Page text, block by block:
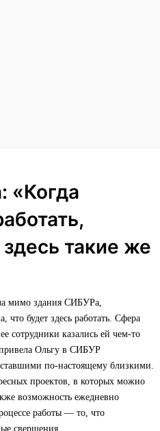
«Когда
здесь такие же
мимо здания СИБУРа,
что будет здесь работать. Сфера
сотрудники казались ей чем-то
Ольгу в СИБУР
по-настоящему близкими.
проектов, в которых можно
возможность ежедневно
работы — то, что
свершения.